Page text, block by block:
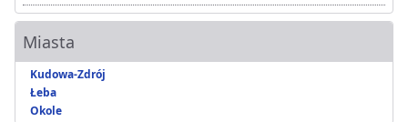
Miasta
Kudowa-Zdrój
Łeba
Okole